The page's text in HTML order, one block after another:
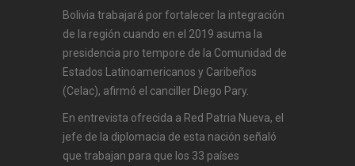
Bolivia trabajará por fortalecer la integración
de la región cuando en el 2019 asuma la
presidencia pro tempore de la Comunidad de
Estados Latinoamericanos y Caribeños
(Celac), afirmó el canciller Diego Pary.
En entrevista ofrecida a Red Patria Nueva, el
jefe de la diplomacia de esta nación señaló
que trabajan para que los 33 países